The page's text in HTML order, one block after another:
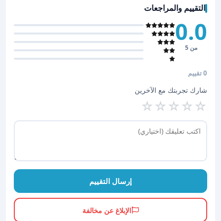
التقييم والمراجعات
0.0
من 5
0 تقييم
شارك تجربتك مع الآخرين
☆
☆
☆
☆
☆
إرسال التقييم
الإبلاغ عن مخالفة